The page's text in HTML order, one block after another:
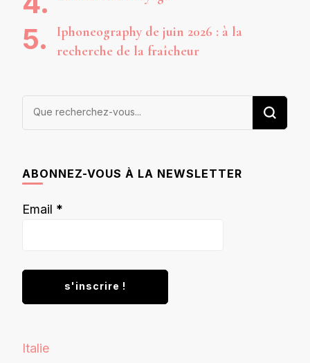
Iphoneography de juin 2026 : à la
recherche de la fraîcheur
Vous
ABONNEZ-VOUS À LA NEWSLETTER
Email *
Italie